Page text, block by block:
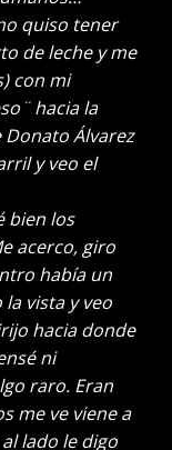
quiso tener
de leche y me
con mi
hacia la
Álvarez
y veo el
bien los
acerco, giro
había un
vista y veo
hacia donde
ni
raro. Eran
me ve viene a
lado le digo